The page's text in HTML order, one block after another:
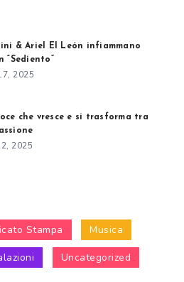
& Ariel El León infiammano
“Sediento”
2025
che vresce e si trasforma tra
2025
Stampa Musica
Uncategorized